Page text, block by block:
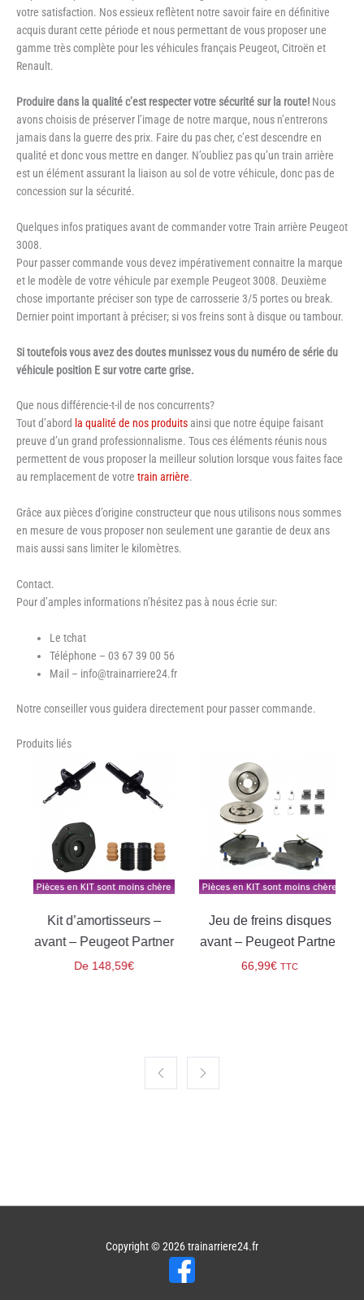
votre satisfaction. Nos essieux reflètent notre savoir faire en définitive
acquis durant cette période et nous permettant de vous proposer une
gamme très complète pour les véhicules français Peugeot, Citroën et
Renault.
Produire dans la qualité c’est respecter votre sécurité sur la route! Nous
avons choisis de préserver l’image de notre marque, nous n’entrerons
jamais dans la guerre des prix. Faire du pas cher, c’est descendre en
qualité et donc vous mettre en danger. N’oubliez pas qu’un train arrière
est un élément assurant la liaison au sol de votre véhicule, donc pas de
concession sur la sécurité.
Quelques infos pratiques avant de commander votre Train arrière Peugeot
3008.
Pour passer commande vous devez impérativement connaitre la marque
et le modèle de votre véhicule par exemple Peugeot 3008. Deuxième
chose importante préciser son type de carrosserie 3/5 portes ou break.
Dernier point important à préciser; si vos freins sont à disque ou tambour.
Si toutefois vous avez des doutes munissez vous du numéro de série du
véhicule position E sur votre carte grise.
Que nous différencie-t-il de nos concurrents?
Tout d’abord la qualité de nos produits ainsi que notre équipe faisant
preuve d’un grand professionnalisme. Tous ces éléments réunis nous
permettent de vous proposer la meilleur solution lorsque vous faites face
au remplacement de votre train arrière.
Grâce aux pièces d’origine constructeur que nous utilisons nous sommes
en mesure de vous proposer non seulement une garantie de deux ans
mais aussi sans limiter le kilomètres.
Contact.
Pour d’amples informations n’hésitez pas à nous écrie sur:
Le tchat
Téléphone – 03 67 39 00 56
Mail – info@trainarriere24.fr
Notre conseiller vous guidera directement pour passer commande.
Produits liés
Kit d’amortisseurs –
avant – Peugeot Partner
De 148,59€
Jeu de freins disques
avant – Peugeot Partner
66,99€ TTC
Copyright © 2026trainarriere24.fr